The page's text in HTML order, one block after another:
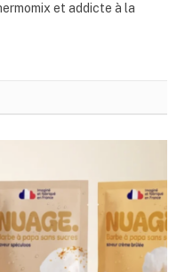
et addicte à la